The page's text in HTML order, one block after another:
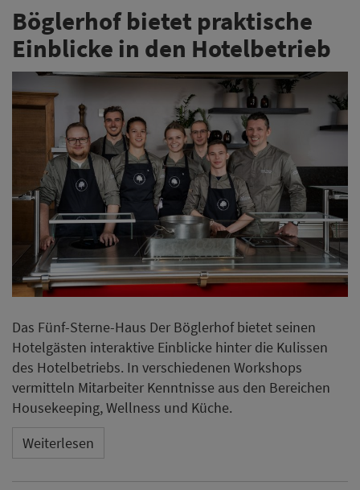
Böglerhof bietet praktische
Einblicke in den Hotelbetrieb
Das Fünf-Sterne-Haus Der Böglerhof bietet seinen
Hotelgästen interaktive Einblicke hinter die Kulissen
des Hotelbetriebs. In verschiedenen Workshops
vermitteln Mitarbeiter Kenntnisse aus den Bereichen
Housekeeping, Wellness und Küche.
Weiterlesen